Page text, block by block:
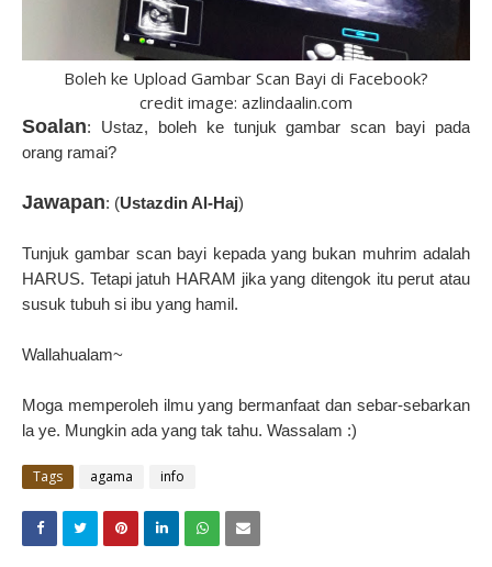
Boleh ke Upload Gambar Scan Bayi di Facebook?
credit image: azlindaalin.com
Soalan: Ustaz, boleh ke tunjuk gambar scan bayi pada
orang ramai?
Jawapan: (Ustazdin Al-Haj)
Tunjuk gambar scan bayi kepada yang bukan muhrim adalah
HARUS. Tetapi jatuh HARAM jika yang ditengok itu perut atau
susuk tubuh si ibu yang hamil.
Wallahualam~
Moga memperoleh ilmu yang bermanfaat dan sebar-sebarkan
la ye. Mungkin ada yang tak tahu. Wassalam :)
Tags agama info